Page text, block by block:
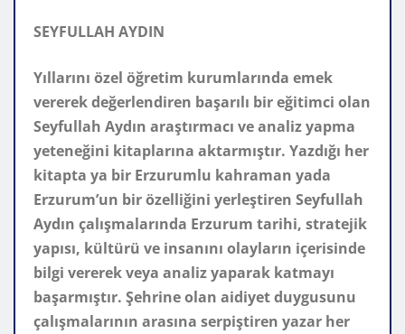
SEYFULLAH AYDIN
Yıllarını özel öğretim kurumlarında emek
vererek değerlendiren başarılı bir eğitimci olan
Seyfullah Aydın araştırmacı ve analiz yapma
yeteneğini kitaplarına aktarmıştır. Yazdığı her
kitapta ya bir Erzurumlu kahraman yada
Erzurum’un bir özelliğini yerleştiren Seyfullah
Aydın çalışmalarında Erzurum tarihi, stratejik
yapısı, kültürü ve insanını olayların içerisinde
bilgi vererek veya analiz yaparak katmayı
başarmıştır. Şehrine olan aidiyet duygusunu
çalışmalarının arasına serpiştiren yazar her